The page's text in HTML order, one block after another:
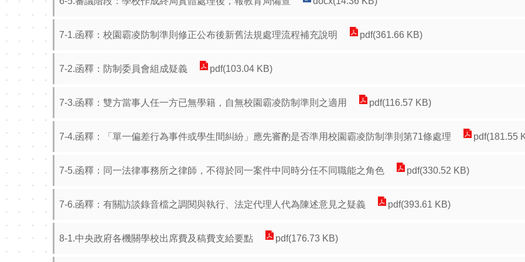
7-1.函釋：校園霸凌防制準則修正公布後新舊法規處理流程補充說明 pdf(361.66 KB)
7-2.函釋：防制委員會組成疑義 pdf(103.04 KB)
7-3.函釋：雙方當事人任一方已無學籍，自無校園霸凌防制準則之適用 pdf(116.57 KB)
7-4.函釋：「單一偏差行為事件或學生間糾紛」應先審酌是否準用校園霸凌防制準則第71條處理 pdf(181.55
7-5.函釋：同一法律事務所之律師，不得於同一案件中同時分任不同職能之角色 pdf(330.52 KB)
7-6.函釋：有關訪談錄音檔之調閱與執行、法定代理人代為陳述意見之疑義 pdf(393.61 KB)
8-1.中央政府各機關學校出席費及稿費支給要點 pdf(176.73 KB)